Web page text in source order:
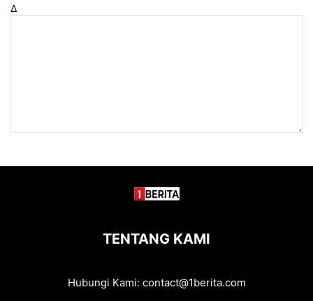
Δ
TENTANG KAMI
Hubungi Kami: contact@1berita.com